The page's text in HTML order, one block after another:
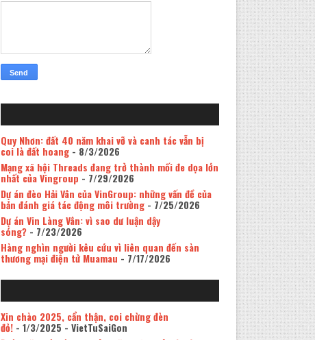
Quy Nhơn: đất 40 năm khai vỡ và canh tác vẫn bị
coi là đất hoang- 8/3/2026
Mạng xã hội Threads đang trở thành mối đe dọa lớn
nhất của Vingroup - 7/29/2026
Dự án đèo Hải Vân của VinGroup: những vấn đề của
bản đánh giá tác động môi trường- 7/25/2026
Dự án Vin Làng Vân: vì sao dư luận dậy
sóng?- 7/23/2026
Hàng nghìn người kêu cứu vì liên quan đến sàn
thương mại điện tử Muamau - 7/17/2026
Xin chào 2025, cẩn thận, coi chừng đèn
đỏ!- 1/3/2025 - VietTuSaiGon